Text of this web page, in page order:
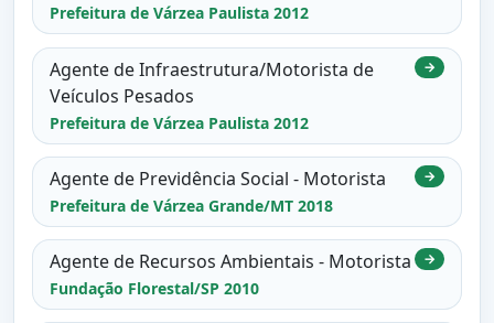
Prefeitura de Várzea Paulista 2012
Agente de Infraestrutura/Motorista de
Veículos Pesados
Prefeitura de Várzea Paulista 2012
→
Agente de Previdência Social - Motorista
Prefeitura de Várzea Grande/MT 2018
→
Agente de Recursos Ambientais - Motorista
Fundação Florestal/SP 2010
→